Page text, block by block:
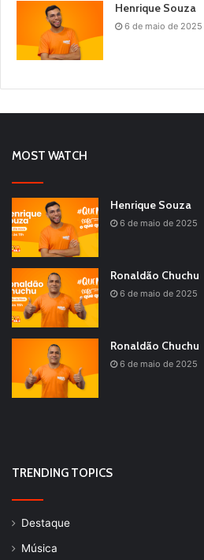
Henrique Souza
6 de maio de 2025
MOST WATCH
Henrique Souza
6 de maio de 2025
Ronaldão Chuchu
6 de maio de 2025
Ronaldão Chuchu
6 de maio de 2025
TRENDING TOPICS
Destaque
Música